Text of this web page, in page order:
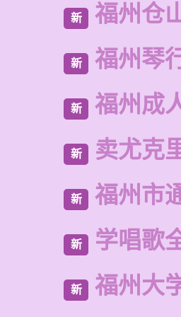
新 福州仓
新 福州琴
新 福州成
新 卖尤克
新 福州市
新 学唱歌
新 福州大